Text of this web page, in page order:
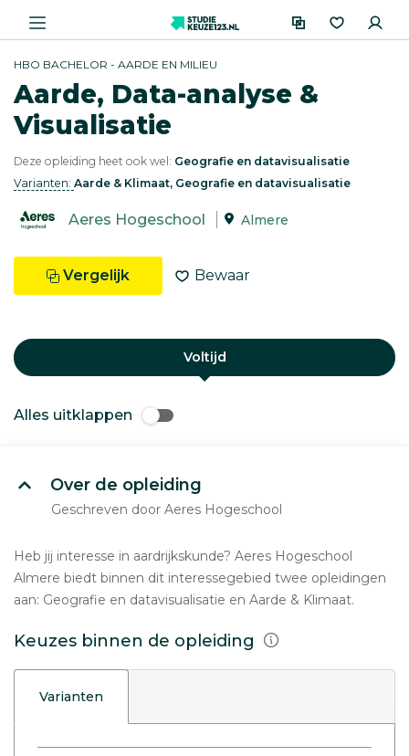
HBO BACHELOR - AARDE EN MILIEU
Aarde, Data-analyse &
Visualisatie
Deze opleiding heet ook wel: Geografie en datavisualisatie
Varianten: Aarde & Klimaat, Geografie en datavisualisatie
Aeres Hogeschool Almere
Vergelijk Bewaar
Voltijd
Alles uitklappen
Over de opleiding
Geschreven door Aeres Hogeschool
Heb jij interesse in aardrijkskunde? Aeres Hogeschool
Almere biedt binnen dit interessegebied twee opleidingen
aan: Geografie en datavisualisatie en Aarde & Klimaat.
Keuzes binnen de opleiding
Varianten